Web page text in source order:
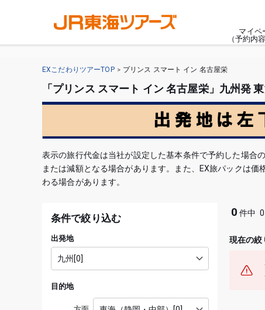
マイペ
（予約内
EXこだわりツアーTOP プリンス スマート イン 名古屋栄
「プリンス スマート イン 名古屋栄」九州発
表示の旅行代金は当社が設定した基本条件で予約した場合
または減額となる場合があります。また、EX旅パックは
わる場合があります。
条件で絞り込む
出発地
目的地
現在の絞
0 件中